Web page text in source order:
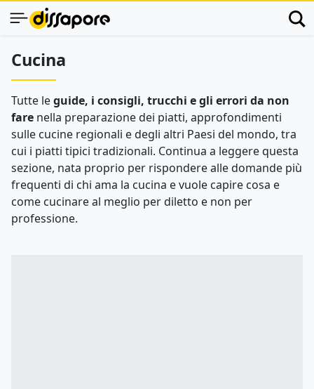
Cucina
Tutte leguide, i consigli, trucchi e gli errori da non
fare nella preparazione dei piatti, approfondimenti
sulle cucine regionali e degli altri Paesi del mondo, tra
cui i piatti tipici tradizionali. Continua a leggere questa
sezione, nata proprio per rispondere alle domande più
frequenti di chi ama la cucina e vuole capire cosa e
come cucinare al meglio per diletto e non per
professione.